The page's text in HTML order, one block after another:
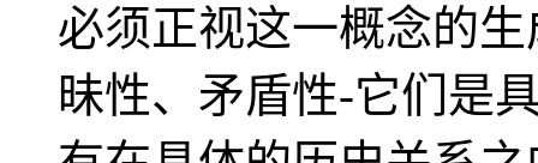
必须正视这一概念的
昧性、矛盾性-它们是